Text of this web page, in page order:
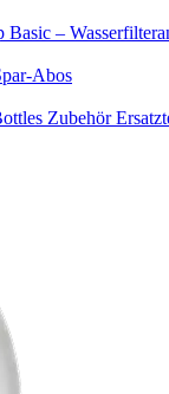
Basic –
Abos
Zubehör